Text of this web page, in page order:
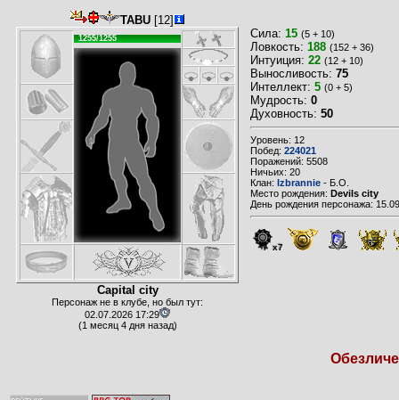
TABU [12]
1255/1255
Capital city
Персонаж не в клубе, но был тут:
02.07.2026 17:29
(1 месяц 4 дня назад)
Сила: 15 (5 + 10)
Ловкость: 188 (152 + 36)
Интуиция: 22 (12 + 10)
Выносливость: 75
Интеллект: 5 (0 + 5)
Мудрость: 0
Духовность: 50
Уровень: 12
Побед: 224021
Поражений: 5508
Ничьих: 20
Клан: Izbrannie - Б.О.
Место рождения: Devils city
День рождения персонажа:
x7